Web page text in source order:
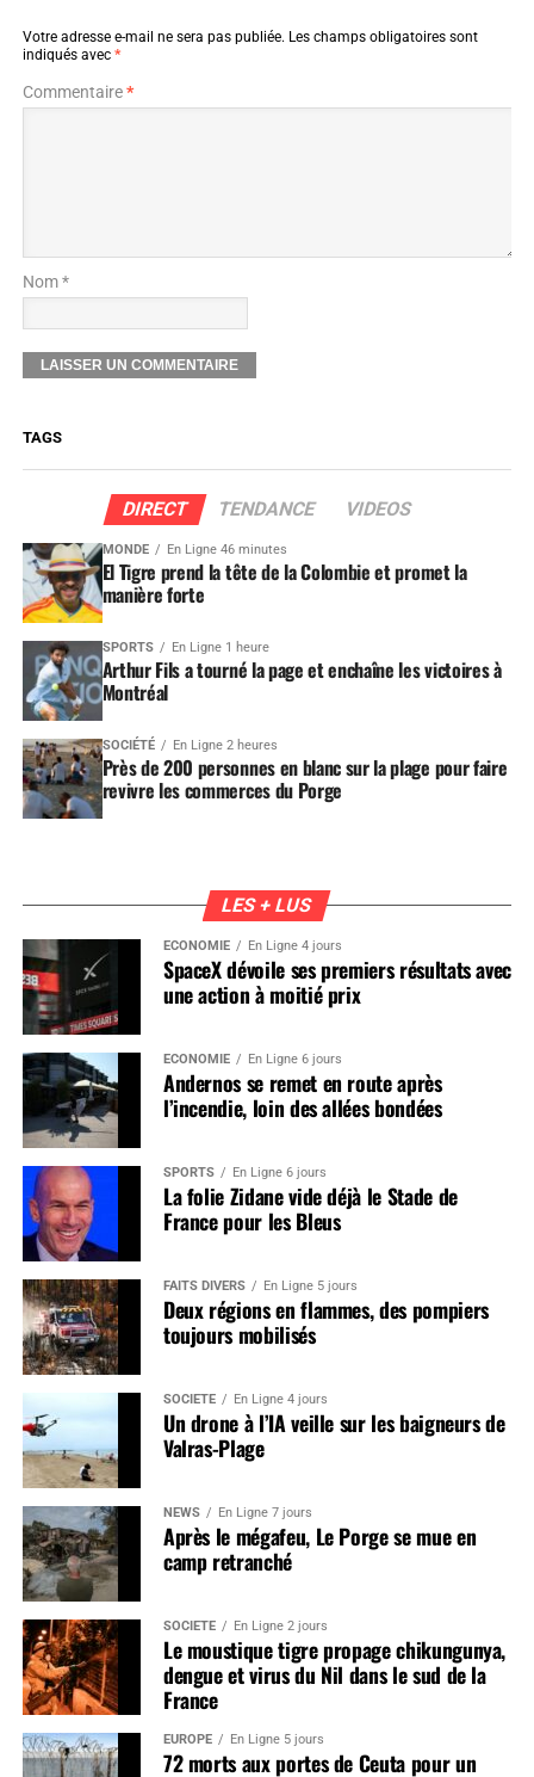
Votre adresse e-mail ne sera pas publiée. Les champs obligatoires sont
indiqués avec *
Commentaire*
Nom *
TAGS
DIRECT TENDANCE VIDEOS
MONDE En Ligne 46 minutes
El Tigre prend la tête de la Colombie et promet la
manière forte
SPORTS En Ligne 1 heure
Arthur Fils a tourné la page et enchaîne les victoires à
Montréal
SOCIÉTÉ En Ligne 2 heures
Près de 200 personnes en blanc sur la plage pour faire
revivre les commerces du Porge
LES + LUS
ÉCONOMIE En Ligne 4 jours
SpaceX dévoile ses premiers résultats avec
une action à moitié prix
ÉCONOMIE En Ligne 6 jours
Andernos se remet en route après
l’incendie, loin des allées bondées
SPORTS En Ligne 6 jours
La folie Zidane vide déjà le Stade de
France pour les Bleus
FAITS DIVERS En Ligne 5 jours
Deux régions en flammes, des pompiers
toujours mobilisés
SOCIÉTÉ En Ligne 4 jours
Un drone à l’IA veille sur les baigneurs de
Valras-Plage
NEWS En Ligne 7 jours
Après le mégafeu, Le Porge se mue en
camp retranché
SOCIÉTÉ En Ligne 2 jours
Le moustique tigre propage chikungunya,
dengue et virus du Nil dans le sud de la
France
EUROPE En Ligne 5 jours
72 morts aux portes de Ceuta pour un